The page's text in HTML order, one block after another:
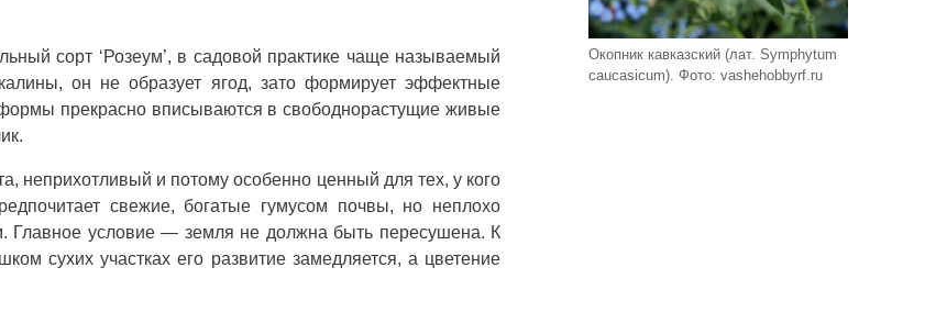
сорт ‘Розеум’, в садовой практике чаще называемый
он не образует ягод, зато формирует эффектные
прекрасно вписываются в свободнорастущие живые
неприхотливый и потому особенно ценный для тех, у кого
свежие, богатые гумусом почвы, но неплохо
Главное условие — земля не должна быть пересушена. К
сухих участках его развитие замедляется, а цветение
Окопник кавказский (лат. Symphytum
caucasicum). Фото: vashehobbyrf.ru